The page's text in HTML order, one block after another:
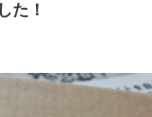
た！